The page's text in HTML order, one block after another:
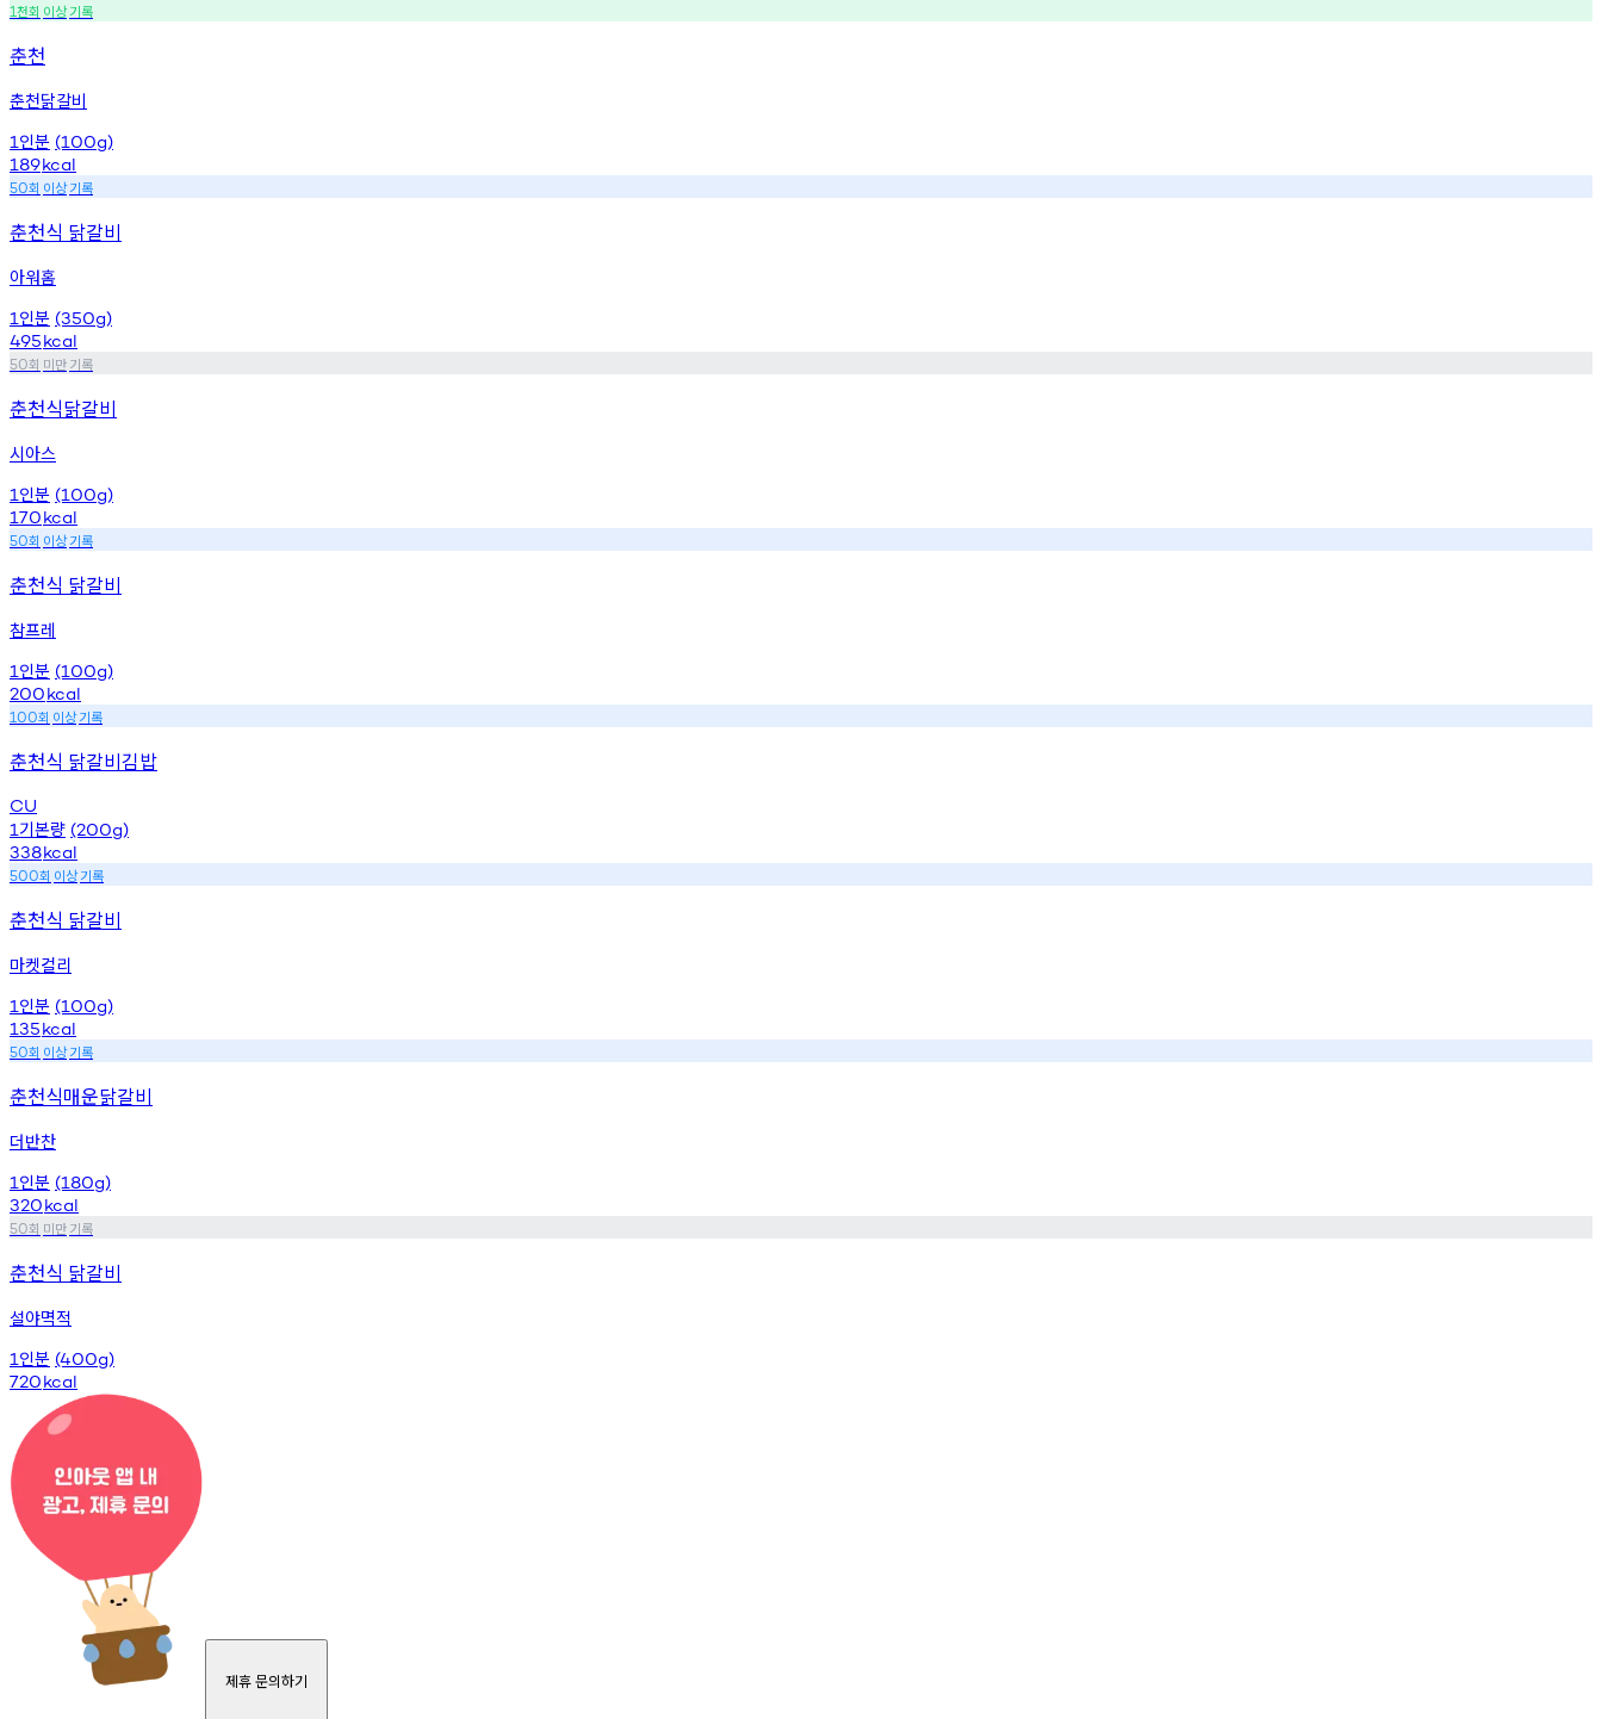
1천회 이상기록
춘천
춘천닭갈비
1 인분 (100g)
189kcal
50회 이상기록
춘천식 닭갈비
아워홈
1 인분 (350g)
495kcal
50회 미만기록
춘천식닭갈비
시아스
1 인분 (100g)
170kcal
50회 이상기록
춘천식 닭갈비
참프레
1 인분 (100g)
200kcal
100회 이상기록
춘천식 닭갈비김밥
CU
1 기본량 (200g)
338kcal
500회 이상기록
춘천식 닭갈비
마켓컬리
1 인분 (100g)
135kcal
50회 이상기록
춘천식매운닭갈비
더반찬
1 인분 (180g)
320kcal
50회 미만기록
춘천식 닭갈비
설야멱적
1 인분 (400g)
720kcal
제휴 문의하기